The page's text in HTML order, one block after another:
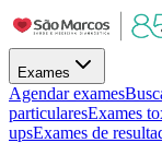
Exames
Agendar exames
particularesExames
upsExames de